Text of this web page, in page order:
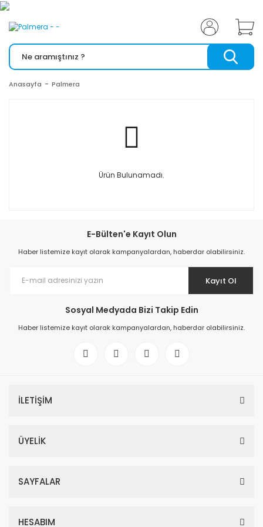
Anasayfa Palmera
Ürün Bulunamadı.
E-Bülten'e Kayıt Olun
Haber listemize kayıt olarak kampanyalardan, haberdar olabilirsiniz.
Kayıt Ol
Sosyal Medyada Bizi Takip Edin
Haber listemize kayıt olarak kampanyalardan, haberdar olabilirsiniz.
İLETİŞİM
ÜYELİK
SAYFALAR
HESABIM